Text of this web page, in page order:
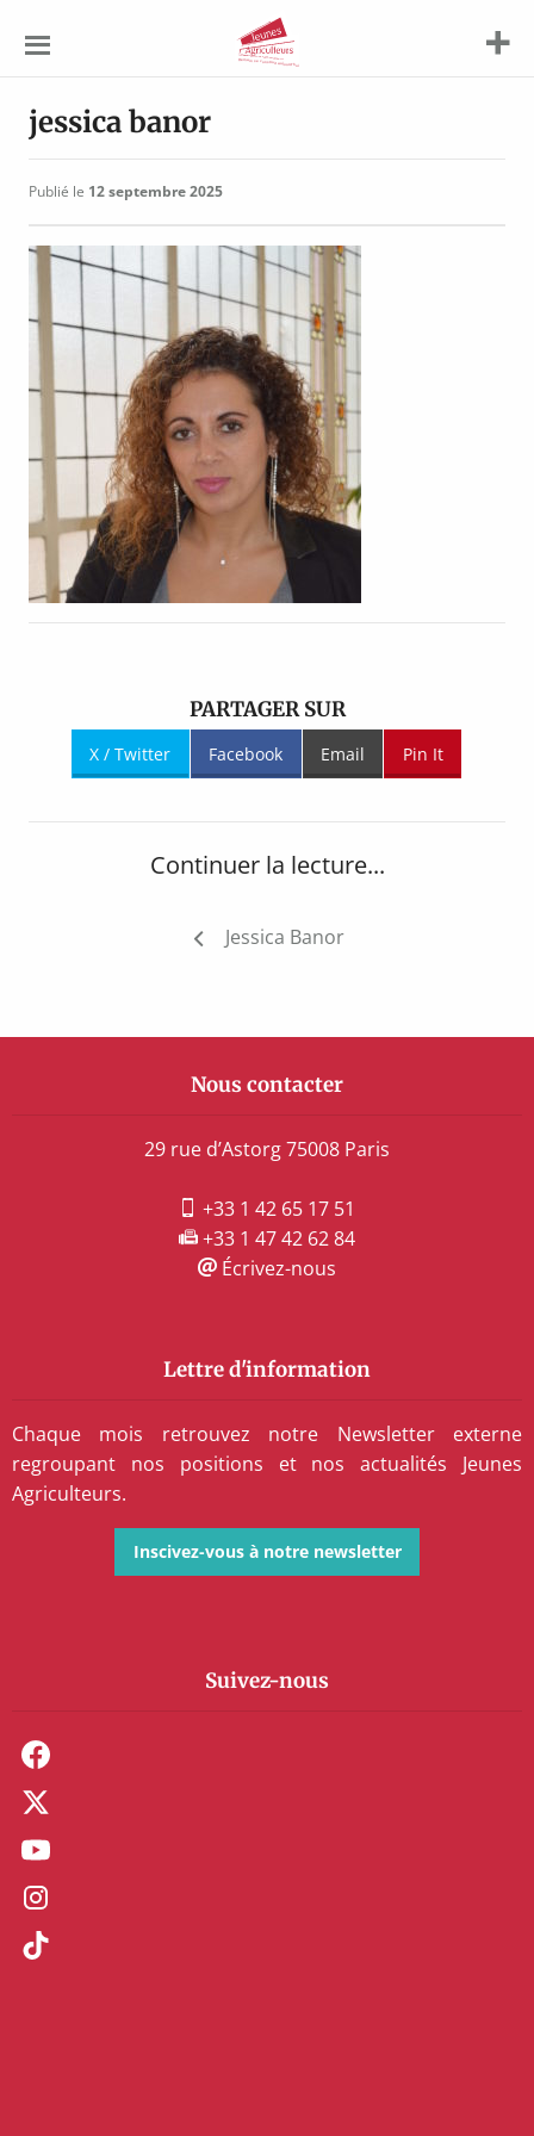
Agriculteurs
jessica banor
Publié le 12 septembre 2025
PARTAGER SUR
X / Twitter Facebook Email Pin It
Continuer la lecture...
Navigation
Jessica Banor
Nous contacter
29 rue d’Astorg 75008 Paris
+33 1 42 65 17 51
+33 1 47 42 62 84
Écrivez-nous
Lettre d'information
Chaque mois retrouvez notre Newsletter externe
regroupant nos positions et nos actualités Jeunes
Agriculteurs.
Inscivez-vous à notre newsletter
Suivez-nous